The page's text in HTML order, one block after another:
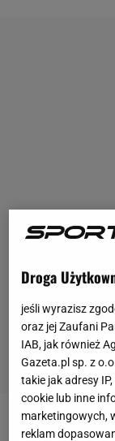
Koszykarska
Droga
jeśli wyrazisz
oraz jej Zaufani
IAB, jak również
Gazeta.pl sp. z
takie jak adresy
cookie lub inne
marketingowych,
reklam